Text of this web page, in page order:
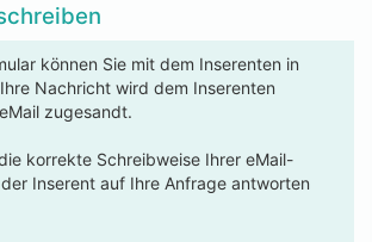
können Sie mit dem Inserenten in
Nachricht wird dem Inserenten
zugesandt.
korrekte Schreibweise Ihrer eMail-
Inserent auf Ihre Anfrage antworten